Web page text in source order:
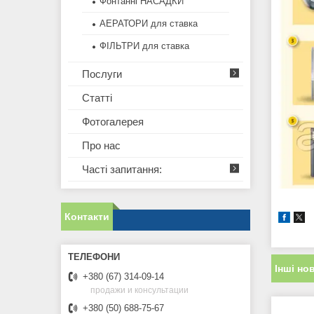
Інші
АЕРАТОРИ для ставка
ФІЛЬТРИ для ставка
Послуги
Статті
Фотогалерея
Про нас
Часті запитання:
Контакти
+380 (67) 314-09-14
продажи и консультации
+380 (50) 688-75-67